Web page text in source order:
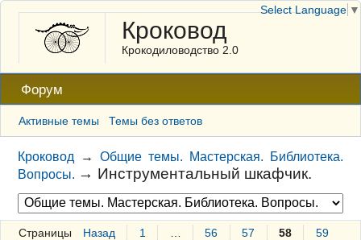
Кроковод
Крокодиловодство 2.0
Форум
Активные темы Темы без ответов
Кроковод →Общие темы. Мастерская. Библиотека.
Вопросы. → Инструментальный шкафчик.
Страницы Назад 1 56 57 58
59
Select Language ▼